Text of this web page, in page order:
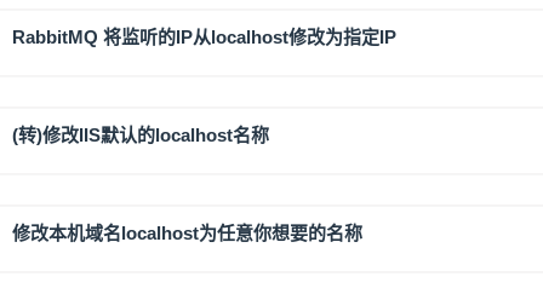
RabbitMQ 将监听的IP从localhost修改为指定IP
(转)修改IIS默认的localhost名称
修改本机域名localhost为任意你想要的名称